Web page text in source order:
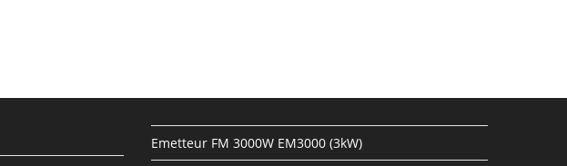
Emetteur FM 3000W EM3000 (3kW)